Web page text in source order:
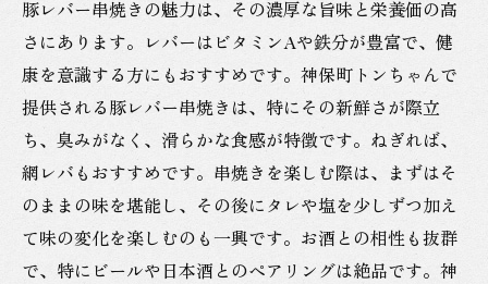
串焼きの本場で味わう絶品豚レバー
豚レバー串焼きの極みを神保町で堪能
神保町で発見する串焼きの新しい楽しみ方
串焼き店で味わう豚レバーの美味しさ
神田で豚レバー串焼きの魅力を再発見
神田神保町で豚レバー串焼きの魅力を体験
神保町で体験する豚レバー串焼きの醍醐味
串焼きの魅力を神田で再確認
豚レバー串焼きの魅力は、その濃厚な旨味と栄養価の高
さにあります。レバーはビタミンAや鉄分が豊富で、健
康を意識する方にもおすすめです。神保町トンちゃんで
提供される豚レバー串焼きは、特にその新鮮さが際立
ち、臭みがなく、滑らかな食感が特徴です。ねぎれば、
網レバもおすすめです。串焼きを楽しむ際は、まずはそ
のままの味を堪能し、その後にタレや塩を少しずつ加え
て味の変化を楽しむのも一興です。お酒との相性も抜群
で、特にビールや日本酒とのペアリングは絶品です。神